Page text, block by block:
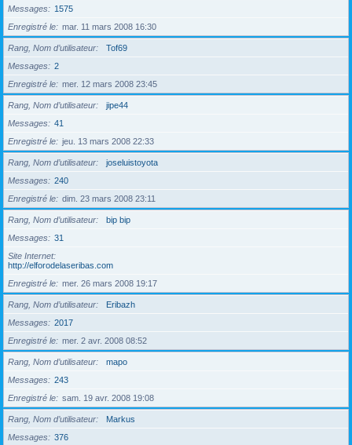
Messages
1575
Enregistré le
mar. 11 mars 2008 16:30
Rang, Nom d’utilisateur
Tof69
Messages
2
Enregistré le
mer. 12 mars 2008 23:45
Rang, Nom d’utilisateur
jipe44
Messages
41
Enregistré le
jeu. 13 mars 2008 22:33
Rang, Nom d’utilisateur
joseluistoyota
Messages
240
Enregistré le
dim. 23 mars 2008 23:11
Rang, Nom d’utilisateur
bip bip
Messages
31
Site Internet
http://elforodelaseribas.com
Enregistré le
mer. 26 mars 2008 19:17
Rang, Nom d’utilisateur
Eribazh
Messages
2017
Enregistré le
mer. 2 avr. 2008 08:52
Rang, Nom d’utilisateur
mapo
Messages
243
Enregistré le
sam. 19 avr. 2008 19:08
Rang, Nom d’utilisateur
Markus
Messages
376